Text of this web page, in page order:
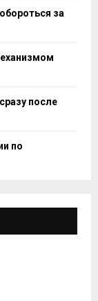
за
после
по